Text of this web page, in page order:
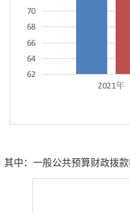
其中：一般公共预算财政拨款